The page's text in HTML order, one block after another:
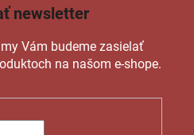
i
p
r
k
y
newsletter
Vám budeme zasielať
na našom e-shope.